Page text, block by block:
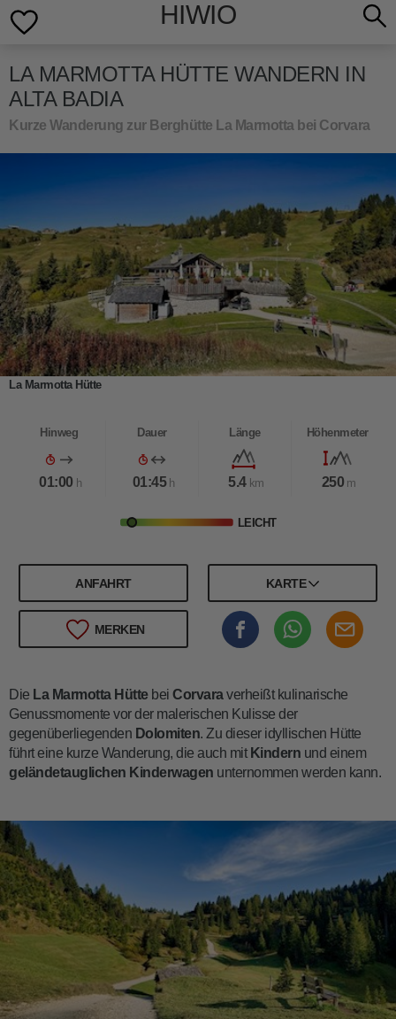
HIWIO
LA MARMOTTA HÜTTE WANDERN IN
ALTA BADIA
Kurze Wanderung zur Berghütte La Marmotta bei Corvara
La Marmotta Hütte
Hinweg
01:00 h
Dauer
01:45 h
Länge
5.4 km
Höhenmeter
250 m
LEICHT
ANFAHRT KARTE
MERKEN
Die La Marmotta Hüttebei Corvaraverheißt kulinarische
Genussmomente vor der malerischen Kulisse der
gegenüberliegenden Dolomiten. Zu dieser idyllischen Hütte
führt eine kurze Wanderung, die auch mit Kindern und einem
geländetauglichen Kinderwagen unternommen werden kann.